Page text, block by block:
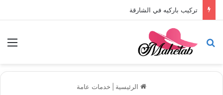
تركيب باركيه في الشارقة
بحث عن
الرئيسية خدمات عامة